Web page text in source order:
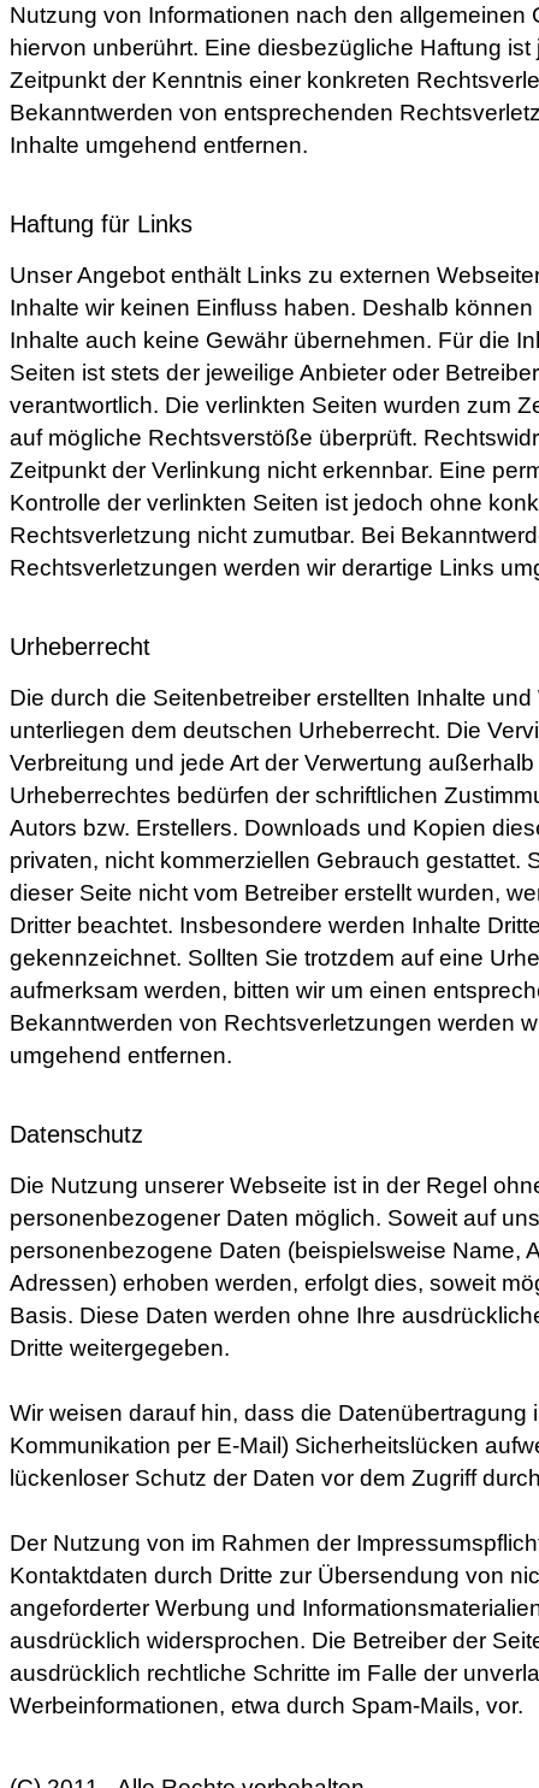
Nutzung von Informationen nach den allgemeinen
hiervon unberührt. Eine diesbezügliche Haftung
Zeitpunkt der Kenntnis einer konkreten
Bekanntwerden von entsprechenden
Inhalte umgehend entfernen.
Haftung für Links
Unser Angebot enthält Links zu externen
Inhalte wir keinen Einfluss haben. Deshalb
Inhalte auch keine Gewähr übernehmen. Für die
Seiten ist stets der jeweilige Anbieter oder
verantwortlich. Die verlinkten Seiten wurden zum
auf mögliche Rechtsverstöße überprüft.
Zeitpunkt der Verlinkung nicht erkennbar. Eine
Kontrolle der verlinkten Seiten ist jedoch ohne
Rechtsverletzung nicht zumutbar. Bei
Rechtsverletzungen werden wir derartige Links
Urheberrecht
Die durch die Seitenbetreiber erstellten Inhalte
unterliegen dem deutschen Urheberrecht. Die
Verbreitung und jede Art der Verwertung
Urheberrechtes bedürfen der schriftlichen
Autors bzw. Erstellers. Downloads und Kopien
privaten, nicht kommerziellen Gebrauch gestattet.
dieser Seite nicht vom Betreiber erstellt wurden,
Dritter beachtet. Insbesondere werden Inhalte
gekennzeichnet. Sollten Sie trotzdem auf eine
aufmerksam werden, bitten wir um einen
Bekanntwerden von Rechtsverletzungen werden
umgehend entfernen.
Datenschutz
Die Nutzung unserer Webseite ist in der Regel
personenbezogener Daten möglich. Soweit auf
personenbezogene Daten (beispielsweise Name,
Adressen) erhoben werden, erfolgt dies, soweit
Basis. Diese Daten werden ohne Ihre
Dritte weitergegeben.
Wir weisen darauf hin, dass die Datenübertragung
Kommunikation per E-Mail) Sicherheitslücken
lückenloser Schutz der Daten vor dem Zugriff
Der Nutzung von im Rahmen der
Kontaktdaten durch Dritte zur Übersendung von
angeforderter Werbung und
ausdrücklich widersprochen. Die Betreiber der
ausdrücklich rechtliche Schritte im Falle der
Werbeinformationen, etwa durch Spam-Mails, vor.